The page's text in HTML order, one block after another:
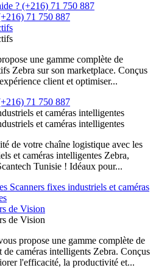
? (+216) 71 750 887
71 750 887
une gamme complète de
Zebra sur son marketplace. Conçus
client et optimiser...
71 750 887
et caméras intelligentes
et caméras intelligentes
de votre chaîne logistique avec les
et caméras intelligentes Zebra,
Tunisie ! Idéaux pour...
Scanners fixes industriels et caméras
de Vision
de Vision
propose une gamme complète de
de caméras intelligents Zebra. Conçus
l'efficacité, la productivité et...